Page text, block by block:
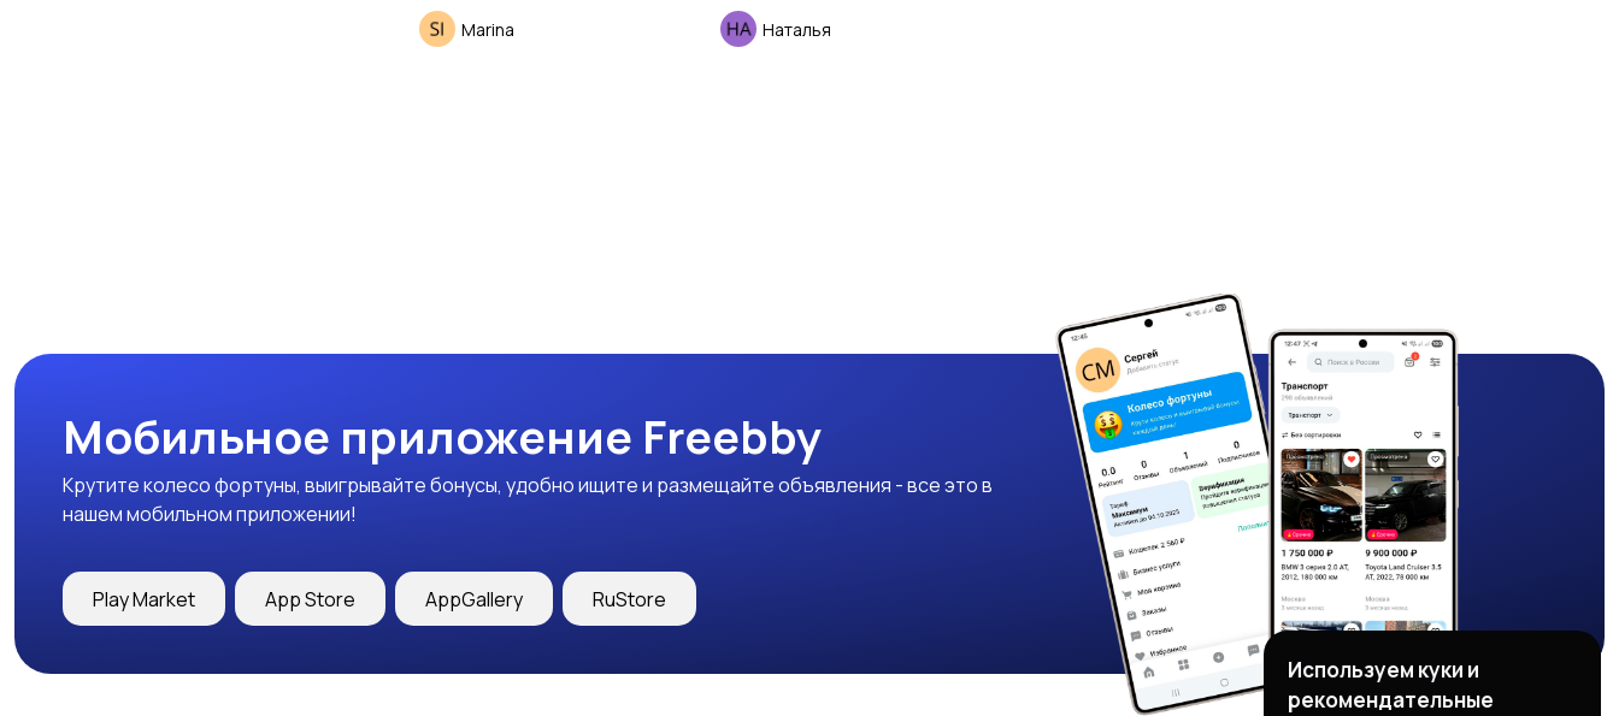
Marina Наталья
Мобильное приложение Freebby
Крутите колесо фортуны, выигрывайте бонусы, удобно ищите и размещайте объявления - все это в
нашем мобильном приложении!
Play Market App Store AppGallery RuStore
Используем куки и
рекомендательные